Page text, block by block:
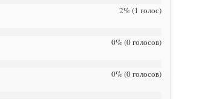
2% (1 голос)
0% (0 голосов)
0% (0 голосов)